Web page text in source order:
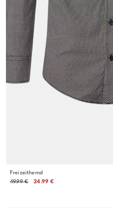
Freizeithemd
49.99 €
24.99 €